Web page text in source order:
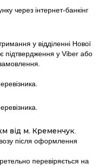
через інтернет-банкінг
у відділенні Нової
підтвердження у Viber або
від м. Кременчук
після оформлення
перевіряється на